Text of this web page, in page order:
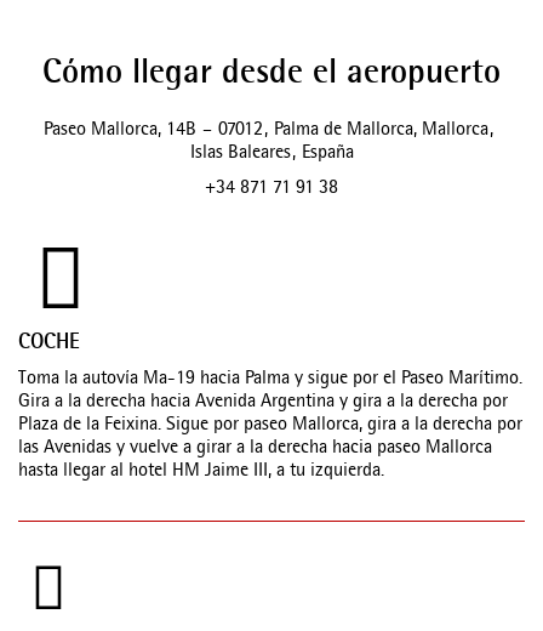
Cómo llegar desde el aeropuerto
Paseo Mallorca, 14B – 07012, Palma de Mallorca, Mallorca,
Islas Baleares, España
+34 871 71 91 38
COCHE
Toma la autovía Ma-19 hacia Palma y sigue por el Paseo Marítimo.
Gira a la derecha hacia Avenida Argentina y gira a la derecha por
Plaza de la Feixina. Sigue por paseo Mallorca, gira a la derecha por
las Avenidas y vuelve a girar a la derecha hacia paseo Mallorca
hasta llegar al hotel HM Jaime III, a tu izquierda.